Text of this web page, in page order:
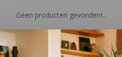
Geen producten gevonden!...